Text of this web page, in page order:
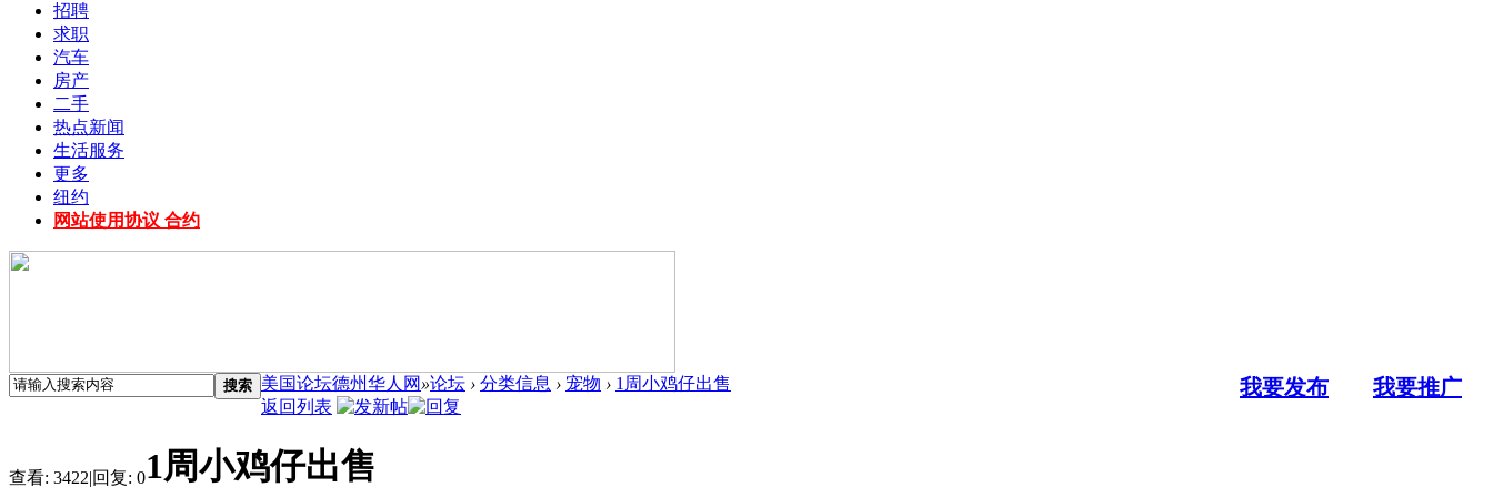
招聘
求职
汽车
房产
二手
热点新闻
生活服务
更多
纽约
网站使用协议 合约
搜索 我要发布 我要推广
美国论坛德州华人网 »论坛 › 分类信息 › 宠物 › 1周小鸡仔出售
返回列表
查看: 3422|回复: 01周小鸡仔出售